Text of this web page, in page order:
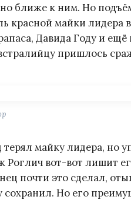
ближе к ним. Но
красной майки лидера
Давида Году и
пришлось
майку лидера, но
Роглич вот-вот лишит
почти это сделал,
сохранил. Но его